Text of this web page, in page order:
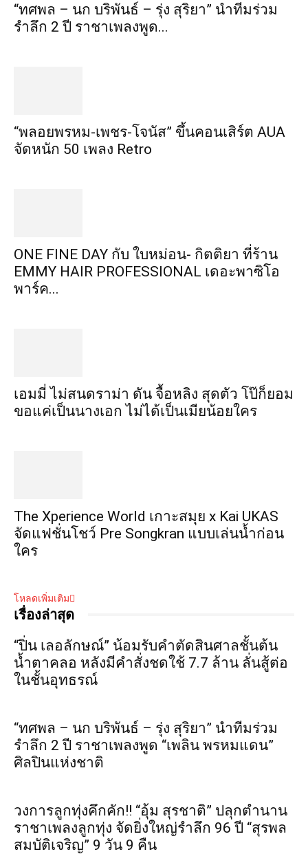
“ทศพล – นก บริพันธ์ – รุ่ง สุริยา” นำทีมร่วม
รำลึก 2 ปี ราชาเพลงพูด...
“พลอยพรหม-เพชร-โจนัส” ขึ้นคอนเสิร์ต AUA
จัดหนัก 50 เพลง Retro
ONE FINE DAY กับ ใบหม่อน- กิตติยา ที่ร้าน
EMMY HAIR PROFESSIONAL เดอะพาซิโอ
พาร์ค...
เอมมี่ ไม่สนดราม่า ดัน จื้อหลิง สุดตัว โป๊ก็ยอม
ขอแค่เป็นนางเอก ไม่ได้เป็นเมียน้อยใคร
​The Xperience World เกาะสมุย x Kai UKAS
จัดแฟชั่นโชว์ Pre Songkran แบบเล่นน้ำก่อน
ใคร
โหลดเพิ่มเติม
เรื่องล่าสุด
“ปิ่น เลอลักษณ์” น้อมรับคำตัดสินศาลชั้นต้น
น้ำตาคลอ หลังมีคำสั่งชดใช้ 7.7 ล้าน ลั่นสู้ต่อ
ในชั้นอุทธรณ์
“ทศพล – นก บริพันธ์ – รุ่ง สุริยา” นำทีมร่วม
รำลึก 2 ปี ราชาเพลงพูด “เพลิน พรหมแดน”
ศิลปินแห่งชาติ
วงการลูกทุ่งคึกคัก!! “อุ้ม สุรชาติ” ปลุกตำนาน
ราชาเพลงลูกทุ่ง จัดยิ่งใหญ่รำลึก 96 ปี “สุรพล
สมบัติเจริญ” 9 วัน 9 คืน